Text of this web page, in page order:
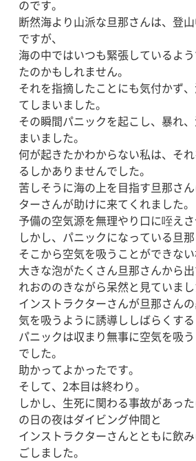
のです。
断然海より山派な旦那さんは、登
ですが、
海の中ではいつも緊張しているよ
たのかもしれません。
それを指摘したことにも気付かず
てしまいました。
その瞬間パニックを起こし、暴れ
まいました。
何が起きたかわからない私は、そ
るしかありませんでした。
苦しそうに海の上を目指す旦那さ
ターさんが助けに来てくれました。
予備の空気源を無理やり口に咥えさ
しかし、パニックになっている旦
そこから空気を吸うことができない
大きな泡がたくさん旦那さんから
れおののきながら呆然と見ていまし
インストラクターさんが旦那さん
気を吸うように誘導ししばらくする
パニックは収まり無事に空気を吸
でした。
助かってよかったです。
そして、2本目は終わり。
しかし、生死に関わる事故があっ
の日の夜はダイビング仲間と
インストラクターさんとともに飲
ごしました。